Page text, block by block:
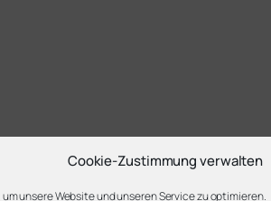
Cookie-Zustimmung verwalten
unsere Website und unseren Service zu optimieren.